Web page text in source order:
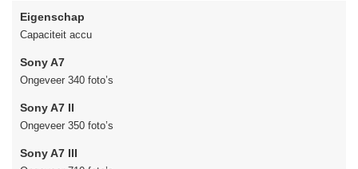
Eigenschap
Capaciteit accu
Sony A7
Ongeveer 340 foto’s
Sony A7 II
Ongeveer 350 foto’s
Sony A7 III